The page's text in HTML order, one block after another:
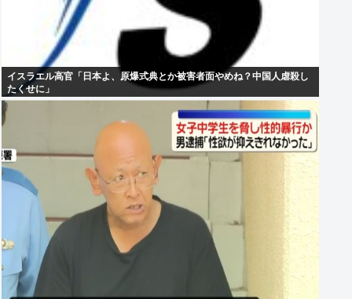
イスラエル高官「日本よ、原爆式典とか被害者面やめね？中国人虐殺し
たくせに」